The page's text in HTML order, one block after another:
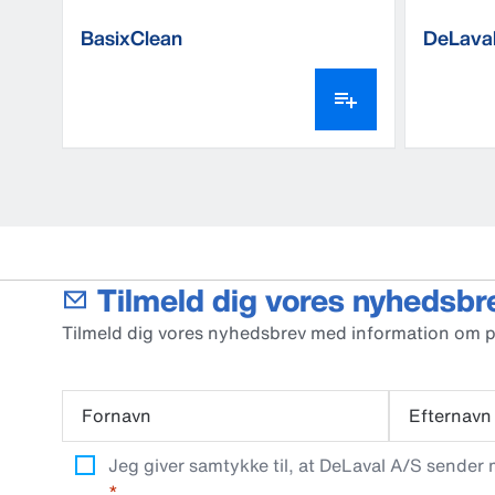
BasixClean
Tilmeld dig vores
Tilmeld dig vores nyhedsbrev med information om
Fornavn Efternavn
Jeg giver samtykke til, at DeLaval A/S